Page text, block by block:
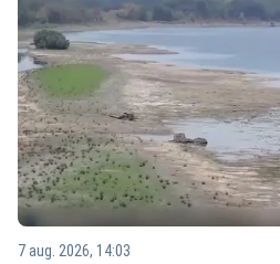
7 aug. 2026, 14:03